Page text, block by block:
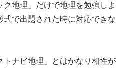
ク地理」だけで地理を勉強しよ
式で出題された時に対応できな
トナビ地理」とはかなり相性が